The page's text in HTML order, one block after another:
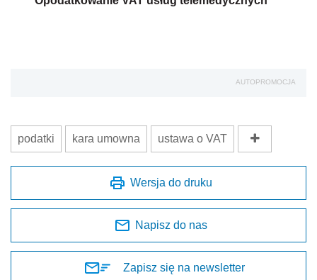
AUTOPROMOCJA
podatki kara umowna ustawa o VAT
Wersja do druku
Napisz do nas
Zapisz się na newsletter